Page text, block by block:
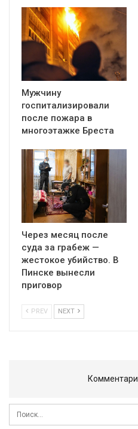
Мужчину
госпитализировали
после пожара в
многоэтажке Бреста
Через месяц после
суда за грабеж —
жестокое убийство. В
Пинске вынесли
приговор
PREV NEXT